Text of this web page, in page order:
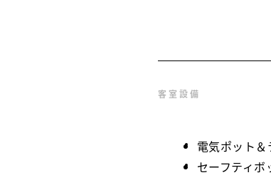
客室設備
電気ポット＆
セーフティボ